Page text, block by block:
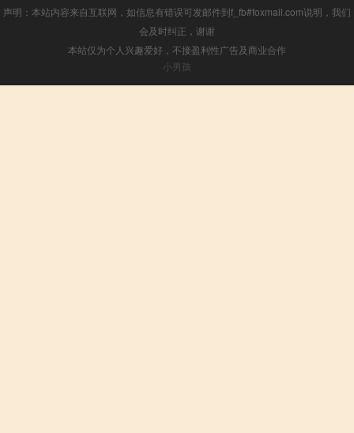
声明：本站内容来自互联网，如信息有错误可发邮件到f_fb#foxmail.com说明，我们
会及时纠正，谢谢
本站仅为个人兴趣爱好，不接盈利性广告及商业合作
小男孩